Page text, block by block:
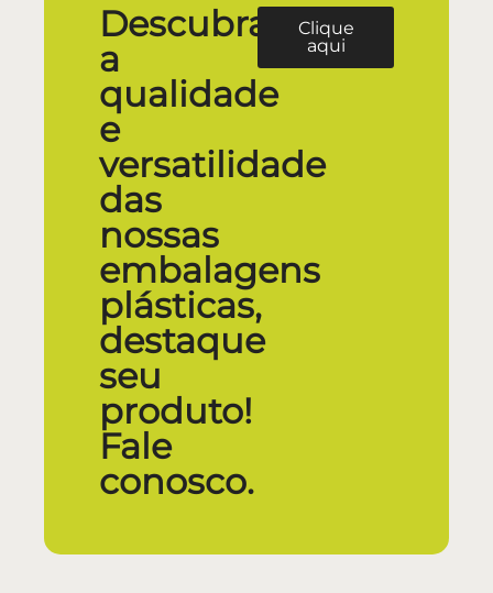
Descubra
a
qualidade
e
versatilidade
das
nossas
embalagens
plásticas,
destaque
seu
produto!
Fale
conosco.
Clique
aqui